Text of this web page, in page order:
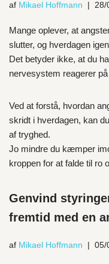
af Mikael Hoffmann 28/
Mange oplever, at
slutter, og hverdagen
Det betyder ikke, at du
nervesystem reagerer
Ved at forstå, hvordan
skridt i hverdagen, kan
af tryghed.
Jo mindre du kæmper
kroppen for at falde til ro
Genvind
fremtid med en
af Mikael Hoffmann 05/